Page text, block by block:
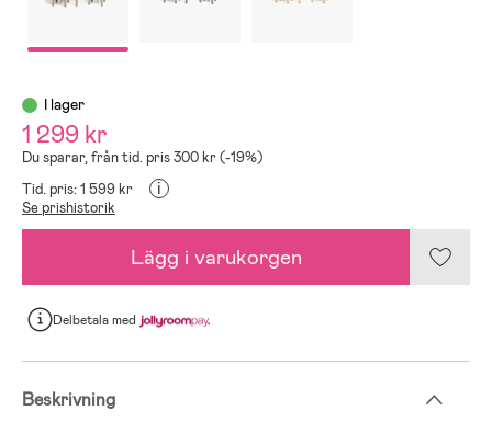
I lager
1 299 kr
Du sparar, från tid. pris 300 kr (-19%)
Tid. pris: 1 599 kr
i
Se prishistorik
Lägg i varukorgen
Delbetalamed
Beskrivning